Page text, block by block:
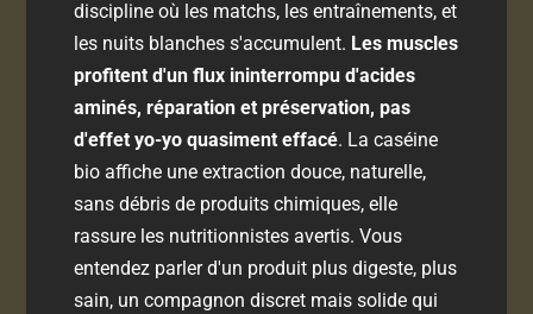
discipline où les matchs, les entraînements, et
les nuits blanches s'accumulent. Les muscles
profitent d'un flux ininterrompu d'acides
aminés, réparation et préservation, pas
d'effet yo-yo quasiment effacé. La caséine
bio affiche une extraction douce, naturelle,
sans débris de produits chimiques, elle
rassure les nutritionnistes avertis. Vous
entendez parler d'un produit plus digeste, plus
sain, un compagnon discret mais solide qui